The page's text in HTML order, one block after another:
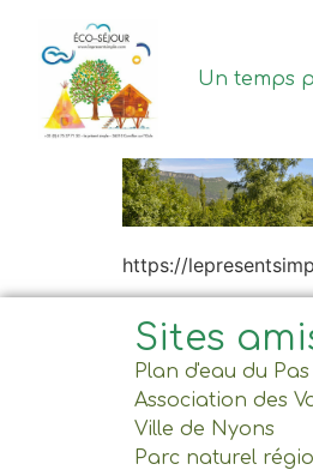
principal
Un temps
https://
Sites
Plan d'eau du
Association des
Ville de Nyons
Parc naturel